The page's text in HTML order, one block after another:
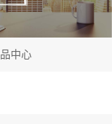
中心